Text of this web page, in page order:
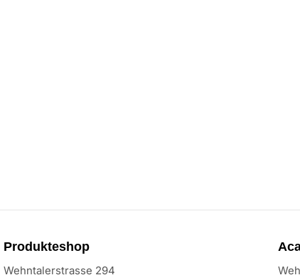
Produkteshop
Wehntalerstrasse 294